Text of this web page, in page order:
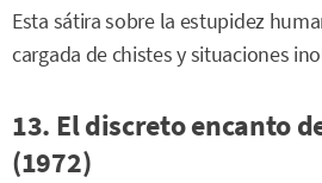
Esta sátira sobre la estupidez
cargada de chistes y situaciones
13. El discreto encanto
(1972)